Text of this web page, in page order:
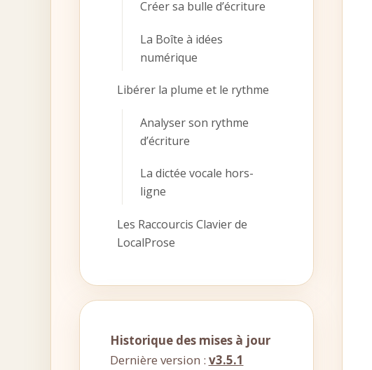
Créer sa bulle d’écriture
La Boîte à idées
numérique
Libérer la plume et le rythme
Analyser son rythme
d’écriture
La dictée vocale hors-
ligne
Les Raccourcis Clavier de
LocalProse
Historique des mises à jour
Dernière version : v3.5.1